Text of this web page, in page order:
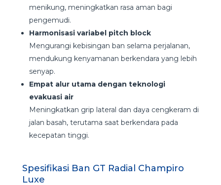
menikung, meningkatkan rasa aman bagi
pengemudi.
Harmonisasi variabel pitch block
Mengurangi kebisingan ban selama perjalanan,
mendukung kenyamanan berkendara yang lebih
senyap.
Empat alur utama dengan teknologi
evakuasi air
Meningkatkan grip lateral dan daya cengkeram di
jalan basah, terutama saat berkendara pada
kecepatan tinggi.
Spesifikasi Ban GT Radial Champiro
Luxe